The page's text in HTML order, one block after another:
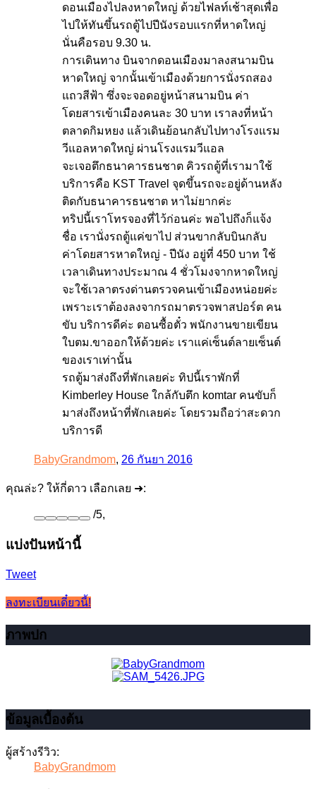
ดอนเมืองไปลงหาดใหญ่ ด้วยไฟลท์เช้าสุดเพื่อ
ไปให้ทันขึ้นรถตู้ไปปีนังรอบแรกที่หาดใหญ่
นั่นคือรอบ 9.30 น.
การเดินทาง บินจากดอนเมืองมาลงสนามบิน
หาดใหญ่ จากนั้นเข้าเมืองด้วยการนั่งรถสอง
แถวสีฟ้า ซึ่งจะจอดอยู่หน้าสนามบิน ค่า
โดยสารเข้าเมืองคนละ 30 บาท เราลงที่หน้า
ตลาดกิมหยง แล้วเดินย้อนกลับไปทางโรงแรม
วีแอลหาดใหญ่ ผ่านโรงแรมวีแอล
จะเจอตึกธนาคารธนชาต คิวรถตู้ที่เรามาใช้
บริการคือ KST Travel จุดขึ้นรถจะอยู่ด้านหลัง
ติดกับธนาคารธนชาต หาไม่ยากค่ะ
ทริปนี้เราโทรจองที่ไว้ก่อนค่ะ พอไปถึงก็แจ้ง
ชื่อ เรานั่งรถตู้แค่ขาไป ส่วนขากลับบินกลับ
ค่าโดยสารหาดใหญ่ - ปีนัง อยู่ที่ 450 บาท ใช้
เวลาเดินทางประมาณ 4 ชั่วโมงจากหาดใหญ่
จะใช้เวลาตรงด่านตรวจคนเข้าเมืองหน่อยค่ะ
เพราะเราต้องลงจากรถมาตรวจพาสปอร์ต คน
ขับ บริการดีค่ะ ตอนซื้อตั๋ว พนักงานขายเขียน
ใบตม.ขาออกให้ด้วยค่ะ เราแค่เซ็นต์ลายเซ็นต์
ของเราเท่านั้น
รถตู้มาส่งถึงที่พักเลยค่ะ ทิปนี้เราพักที่
Kimberley House ใกล้กับตึก komtar คนขับก็
มาส่งถึงหน้าที่พักเลยค่ะ โดยรวมถือว่าสะดวก
บริการดี
BabyGrandmom, 26 กันยา 2016
คุณล่ะ? ให้กี่ดาว เลือกเลย ➜:
/5,
แบ่งปันหน้านี้
Tweet
ลงทะเบียนเดี๋ยวนี้!
ภาพปก
ข้อมูลเบื้องต้น
ผู้สร้างรีวิว:
BabyGrandmom